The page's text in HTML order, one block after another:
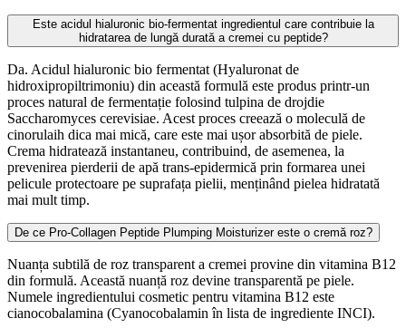
Este acidul hialuronic bio-fermentat ingredientul care contribuie la
hidratarea de lungă durată a cremei cu peptide?
Da. Acidul hialuronic bio fermentat (Hyaluronat de
hidroxipropiltrimoniu) din această formulă este produs printr-un
proces natural de fermentație folosind tulpina de drojdie
Saccharomyces cerevisiae. Acest proces creează o moleculă de
cinorulaih dica mai mică, care este mai ușor absorbită de piele.
Crema hidratează instantaneu, contribuind, de asemenea, la
prevenirea pierderii de apă trans-epidermică prin formarea unei
pelicule protectoare pe suprafața pielii, menținând pielea hidratată
mai mult timp.
De ce Pro-Collagen Peptide Plumping Moisturizer este o cremă roz?
Nuanța subtilă de roz transparent a cremei provine din vitamina B12
din formulă. Această nuanță roz devine transparentă pe piele.
Numele ingredientului cosmetic pentru vitamina B12 este
cianocobalamina (Cyanocobalamin în lista de ingrediente INCI).